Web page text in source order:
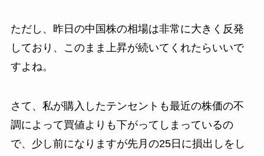
ただし、昨日の中国株の相場は非常に大きく反発
しており、このまま上昇が続いてくれたらいいで
すよね。
さて、私が購入したテンセントも最近の株価の不
調によって買値よりも下がってしまっているの
で、少し前になりますが先月の25日に損出しをし